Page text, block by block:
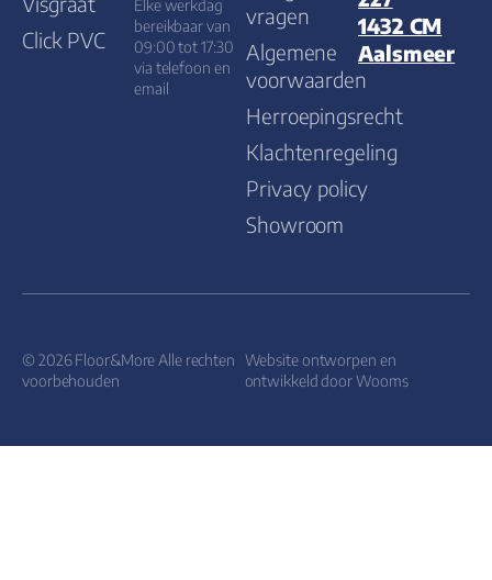
Click PVC
Elke werkdag
bereikbaar van
09:00 tot 17:30
via telefoon en
email
vragen
Algemene
voorwaarden
Herroepingsrecht
Klachtenregeling
Privacy policy
Showroom
1432 CM
Aalsmeer
© 2026 Floor&More Alle rechten
voorbehouden
Website ontworpen en
ontwikkeld doorWooms